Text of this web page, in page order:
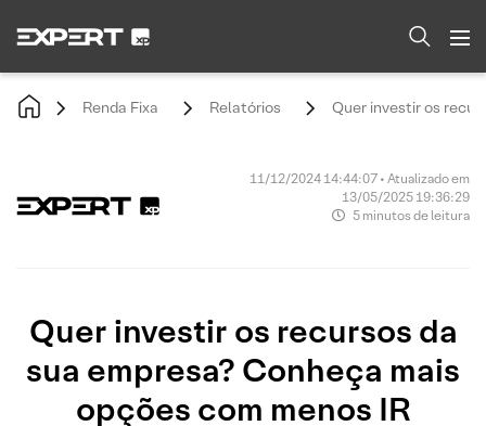
Renda Fixa Relatórios Quer investir os
11/12/2024 14:44:07 • Atualizado em
13/05/2025 19:36:29
5 minutos de leitura
Quer investir os recursos da
sua empresa? Conheça mais
opções com menos IR